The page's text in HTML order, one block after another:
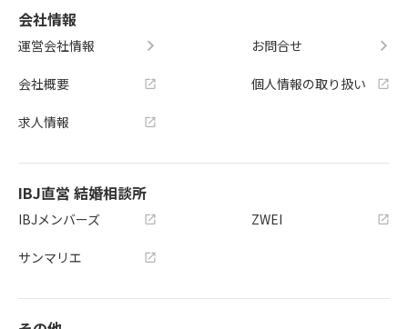
会社情報
運営会社情報
会社概要
求人情報
お問合せ
個人情報の取り扱い
IBJ直営 結婚相談所
IBJメンバーズ
サンマリエ
ZWEI